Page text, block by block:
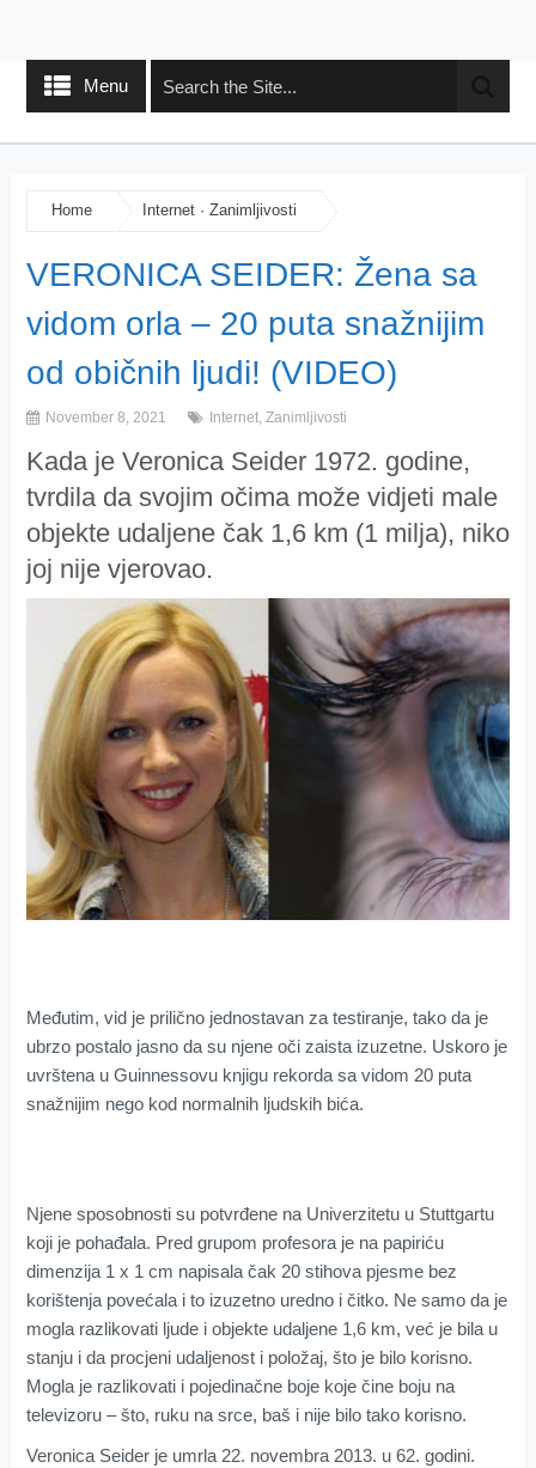
Menu
Home Internet· Zanimljivosti
VERONICA SEIDER: Žena sa
vidom orla – 20 puta snažnijim
od običnih ljudi! (VIDEO)
November 8, 2021 Internet, Zanimljivosti
Kada je Veronica Seider 1972. godine,
tvrdila da svojim očima može vidjeti male
objekte udaljene čak 1,6 km (1 milja), niko
joj nije vjerovao.
Međutim, vid je prilično jednostavan za testiranje, tako da je
ubrzo postalo jasno da su njene oči zaista izuzetne. Uskoro je
uvrštena u Guinnessovu knjigu rekorda sa vidom 20 puta
snažnijim nego kod normalnih ljudskih bića.
Njene sposobnosti su potvrđene na Univerzitetu u Stuttgartu
koji je pohađala. Pred grupom profesora je na papiriću
dimenzija 1 x 1 cm napisala čak 20 stihova pjesme bez
korištenja povećala i to izuzetno uredno i čitko. Ne samo da je
mogla razlikovati ljude i objekte udaljene 1,6 km, već je bila u
stanju i da procjeni udaljenost i položaj, što je bilo korisno.
Mogla je razlikovati i pojedinačne boje koje čine boju na
televizoru – što, ruku na srce, baš i nije bilo tako korisno.
Veronica Seider je umrla 22. novembra 2013. u 62. godini.